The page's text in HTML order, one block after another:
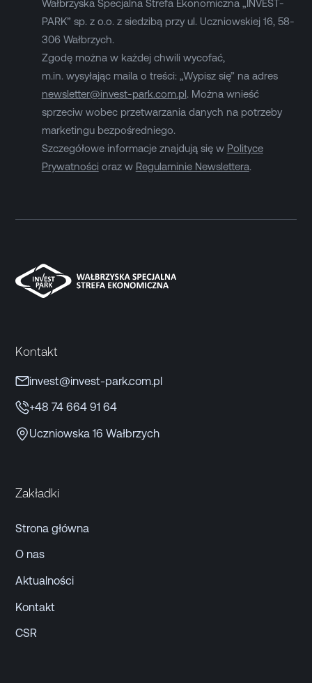
Wałbrzyska Specjalna Strefa Ekonomiczna „INVEST-
PARK” sp. z o.o. z siedzibą przy ul. Uczniowskiej 16, 58-
306 Wałbrzych.
Zgodę można w każdej chwili wycofać,
m.in. wysyłając maila o treści: „Wypisz się” na adres
newsletter@invest-park.com.pl. Można wnieść
sprzeciw wobec przetwarzania danych na potrzeby
marketingu bezpośredniego.
Szczegółowe informacje znajdują się w Polityce
Prywatności oraz w Regulaminie Newslettera.
Kontakt
invest@invest-park.com.pl
+48 74 664 91 64
Uczniowska 16 Wałbrzych
Zakładki
Strona główna
O nas
Aktualności
Kontakt
CSR